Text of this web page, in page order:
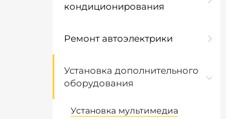
кондиционирования
Ремонт автоэлектрики
Установка дополнительного
оборудования
Установка мультимедиа